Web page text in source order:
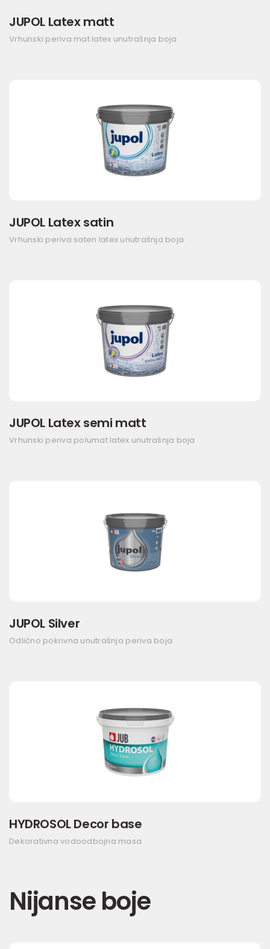
JUPOL Latex matt
Vrhunski periva mat latex unutrašnja boja
JUPOL Latex satin
Vrhunski periva saten latex unutrašnja boja
JUPOL Latex semi matt
Vrhunski periva polumat latex unutrašnja boja
JUPOL Silver
Odlično pokrivna unutrašnja periva boja
HYDROSOL Decor base
Dekorativna vodoodbojna masa
Nijanse boje